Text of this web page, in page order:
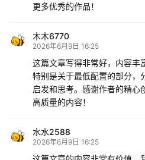
更多优秀的作品！
木木6770
2026年6月9日 16:25
这篇文章写得非常好，内容丰
特别是关于最低配置的部分，
启发和思考。感谢作者的精心
高质量的内容！
水水2588
2026年6月9日 16:25